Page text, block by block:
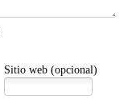
Sitio web (opcional)